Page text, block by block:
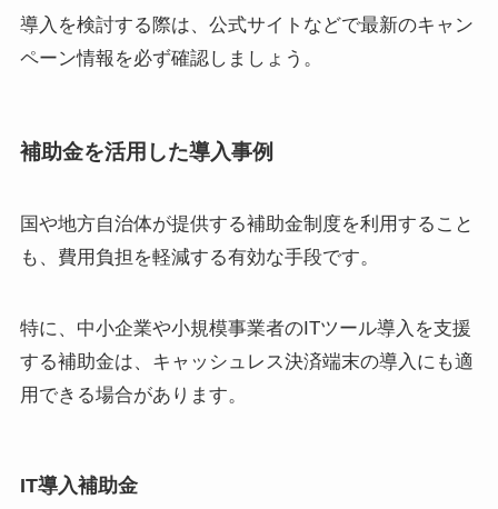
導入を検討する際は、公式サイトなどで最新のキャン
ペーン情報を必ず確認しましょう。
補助金を活用した導入事例
国や地方自治体が提供する補助金制度を利用すること
も、費用負担を軽減する有効な手段です。
特に、中小企業や小規模事業者のITツール導入を支援
する補助金は、キャッシュレス決済端末の導入にも適
用できる場合があります。
IT導入補助金